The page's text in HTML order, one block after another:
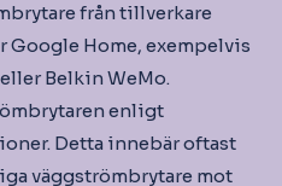
från tillverkare
Home, exempelvis
Belkin WeMo.
enligt
Detta innebär oftast
väggströmbrytare mot